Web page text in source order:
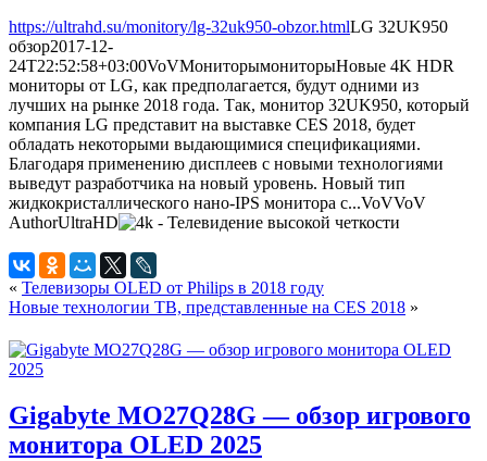
https://ultrahd.su/monitory/lg-32uk950-obzor.htmlLG 32UK950
обзор2017-12-
24T22:52:58+03:00VoVМониторымониторыНовые 4K HDR
мониторы от LG, как предполагается, будут одними из
лучших на рынке 2018 года. Так, монитор 32UK950, который
компания LG представит на выставке CES 2018, будет
обладать некоторыми выдающимися спецификациями.
Благодаря применению дисплеев с новыми технологиями
выведут разработчика на новый уровень. Новый тип
жидкокристаллического нано-IPS монитора с...VoVVoV
AuthorUltraHD
« Телевизоры OLED от Philips в 2018 году
Новые технологии ТВ, представленные на CES 2018 »
Gigabyte MO27Q28G — обзор игрового
монитора OLED 2025